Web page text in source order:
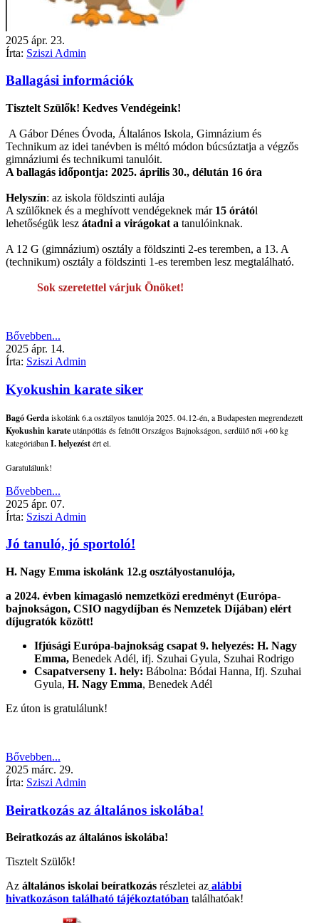
2025 ápr. 23.
Írta: Sziszi Admin
Ballagási információk
Tisztelt Szülők! Kedves Vendégeink!
A Gábor Dénes Óvoda, Általános Iskola, Gimnázium és
Technikum az idei tanévben is méltó módon búcsúztatja a végzős
gimnáziumi és technikumi tanulóit.
A ballagás időpontja: 2025. április 30., délután 16 óra
Helyszín: az iskola földszinti aulája
A szülőknek és a meghívott vendégeknek már 15 órától
lehetőségük lesz átadni a virágokat a tanulóinknak.
A 12 G (gimnázium) osztály a földszinti 2-es teremben, a 13. A
(technikum) osztály a földszinti 1-es teremben lesz megtalálható.
Sok szeretettel várjuk Önöket!
Bővebben...
2025 ápr. 14.
Írta: Sziszi Admin
Kyokushin karate siker
Bagó Gerdaiskolánk 6.a osztályos tanulója 2025. 04.12-én, a Budapesten megrendezett
Kyokushin karateutánpótlás és felnőtt Országos Bajnokságon, serdülő női +60 kg
kategóriában I. helyezéstért el.
Garatulálunk!
Bővebben...
2025 ápr. 07.
Írta: Sziszi Admin
Jó tanuló, jó sportoló!
H. Nagy Emma iskolánk 12.g osztályostanulója,
a 2024. évben kimagasló nemzetközi eredményt (Európa-
bajnokságon, CSIO nagydíjban és Nemzetek Díjában) elért
díjugratók között!
Ifjúsági Európa-bajnokság csapat 9. helyezés: H. Nagy
Emma, Benedek Adél, ifj. Szuhai Gyula, Szuhai Rodrigo
Csapatverseny 1. hely: Bábolna: Bódai Hanna, Ifj. Szuhai
Gyula, H. Nagy Emma, Benedek Adél
Ez úton is gratulálunk!
Bővebben...
2025 márc. 29.
Írta: Sziszi Admin
Beiratkozás az általános iskolába!
Beiratkozás az általános iskolába!
Tisztelt Szülők!
Az általános iskolai beíratkozás részletei az alábbi
hivatkozáson található tájékoztatóban találhatóak!